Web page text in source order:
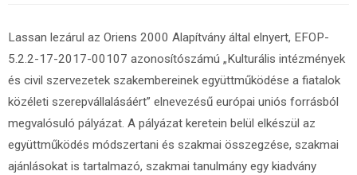
Lassan lezárul az Oriens 2000 Alapítvány által elnyert, EFOP-
5.2.2-17-2017-00107 azonosítószámú „Kulturális intézmények
és civil szervezetek szakembereinek együttműködése a fiatalok
közéleti szerepvállalásáért” elnevezésű európai uniós forrásból
megvalósuló pályázat. A pályázat keretein belül elkészül az
együttműködés módszertani és szakmai összegzése, szakmai
ajánlásokat is tartalmazó, szakmai tanulmány egy kiadvány